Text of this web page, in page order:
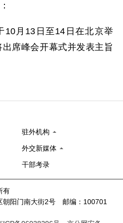
10月13日至14日在北京举
席峰会开幕式并发表主旨
驻外机构
外交新媒体
干部考录
有
朝阳门南大街2号 邮编：100701